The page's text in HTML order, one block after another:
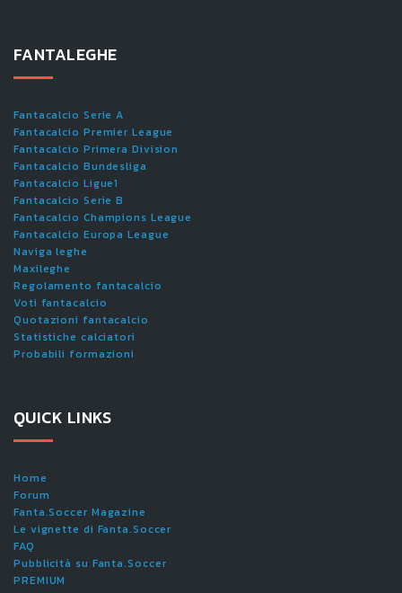
FANTALEGHE
Fantacalcio Serie A
Fantacalcio Premier League
Fantacalcio Primera Division
Fantacalcio Bundesliga
Fantacalcio Ligue1
Fantacalcio Serie B
Fantacalcio Champions League
Fantacalcio Europa League
Naviga leghe
Maxileghe
Regolamento fantacalcio
Voti fantacalcio
Quotazioni fantacalcio
Statistiche calciatori
Probabili formazioni
QUICK LINKS
Home
Forum
Fanta.Soccer Magazine
Le vignette di Fanta.Soccer
FAQ
Pubblicità su Fanta.Soccer
PREMIUM